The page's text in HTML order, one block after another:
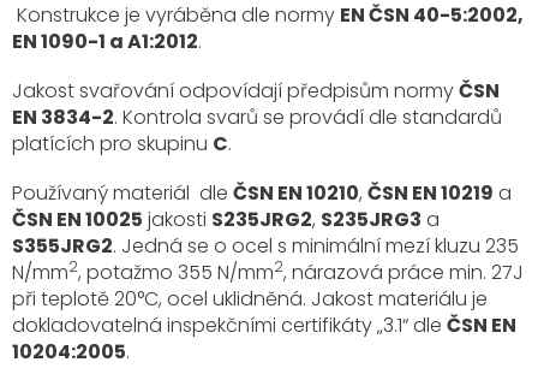
Konstrukce je vyráběna dle normy EN ČSN 40-5:2002,
EN 1090-1 a A1:2012.
Jakost svařování odpovídají předpisům normyČSN
EN 3834-2. Kontrola svarů se provádí dle standardů
platících pro skupinu C.
Používaný materiál dle ČSN EN 10210, ČSN EN 10219 a
ČSN EN 10025 jakosti S235JRG2, S235JRG3 a
S355JRG2. Jedná se o ocel s minimální mezí kluzu 235
N/mm2, potažmo 355 N/mm2, nárazová práce min. 27J
při teplotě 20°C, ocel uklidněná. Jakost materiálu je
dokladovatelná inspekčními certifikáty „3.1“ dle ČSN EN
10204:2005.